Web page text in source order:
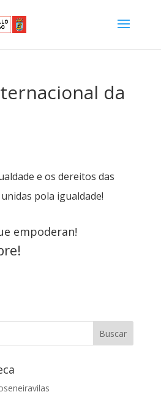
da
e os dereitos das
pola igualdade!
empoderan!